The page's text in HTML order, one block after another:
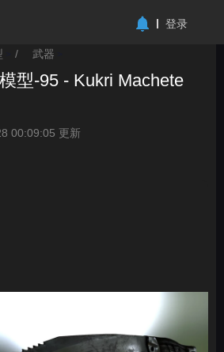
登录
/ 武器
型-95 - Kukri Machete
00:09:05 更新